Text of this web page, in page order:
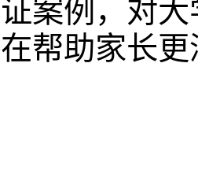
证案例，对
在帮助家长